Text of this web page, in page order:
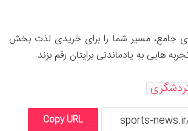
جامع، مسیر شما را برای خریدی لذت بخش
هایی به یادماندنی برایتان رقم بزند.
Copy URL